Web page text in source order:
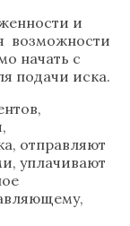
и
возможности
начать с
подачи иска.
отправляют
уплачивают